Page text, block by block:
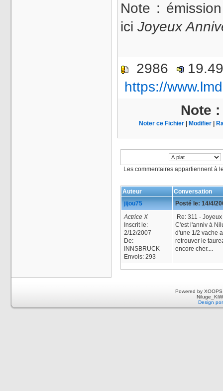
Note :
ici Joyeux
2986
https://
Note
Noter ce Fichier Modifier
Les commentaires appartiennent à
Auteur
Conversation
jijou75
Posté le: 14/4/
Actrice X
Inscrit le:
2/12/2007
De:
INNSBRUCK
Envois: 293
Re: 311 -
C'est l'anniv à
d'une 1/2 vache
retrouver le
encore cher....
Powered by
Design